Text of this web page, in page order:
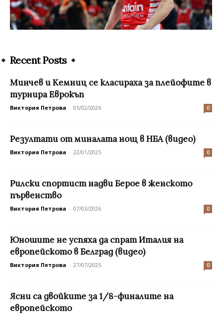
Recent Posts
Минчев и Кемниц се класираха за плейофите в
турнира Еврокъп
Виктория Петрова - 05/02/2026 0
Резултати от миналата нощ в НБА (видео)
Виктория Петрова - 22/01/2025 0
Рилски спортист надви Берое в женското
първенство
Виктория Петрова - 07/03/2026 0
Юношите не успяха да спрат Италия на
европейското в Белград (видео)
Виктория Петрова - 27/07/2025 0
Ясни са двойките за 1/8-финалите на
европейското